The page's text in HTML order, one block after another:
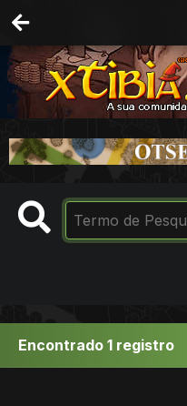
Encontrado 1 registro